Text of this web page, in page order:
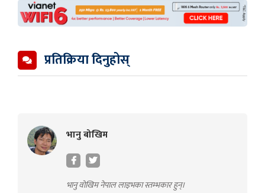
प्रतिक्रिया दिनुहोस्
भानु बोखिम
भानु वोखिम नेपाल लाइभका स्तम्भकार हुन्।